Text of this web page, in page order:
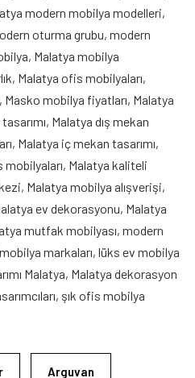
modern mobilya modelleri,
oturma grubu, modern
Malatya mobilya
Malatya ofis mobilyaları,
Masko mobilya fiyatları, Malatya
Malatya dış mekan
Malatya iç mekan tasarımı,
Malatya kaliteli
Malatya mobilya alışverişi,
ev dekorasyonu, Malatya
mutfak mobilyası, modern
markaları, lüks ev mobilya
Malatya, Malatya dekorasyon
şık ofis mobilya
Arguvan